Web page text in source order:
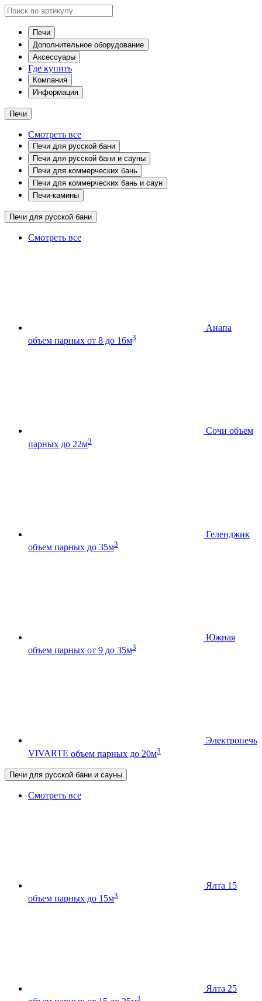
Печи
Дополнительное оборудование
Аксессуары
Где купить
Компания
Информация
Печи
Смотреть все
Печи для русской бани
Печи для русской бани и сауны
Печи для коммерческих бань
Печи для коммерческих бань и саун
Печи-камины
Печи для русской бани
Смотреть все
Анапа
объем парных от 8 до 16м3
Сочи объем
парных до 22м3
Геленджик
объем парных до 35м3
Южная
объем парных от 9 до 35м3
Электропечь
VIVARTE объем парных до 20м3
Печи для русской бани и сауны
Смотреть все
Ялта 15
объем парных до 15м3
Ялта 25
3